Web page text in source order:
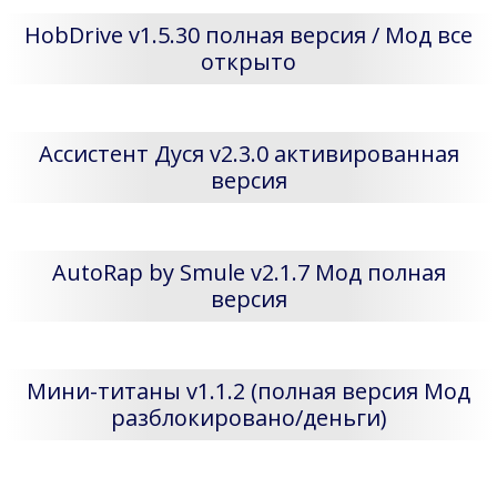
HobDrive v1.5.30 полная версия / Мод все
открыто
Ассистент Дуся v2.3.0 активированная
версия
AutoRap by Smule v2.1.7 Мод полная
версия
Мини-титаны v1.1.2 (полная версия Мод
разблокировано/деньги)